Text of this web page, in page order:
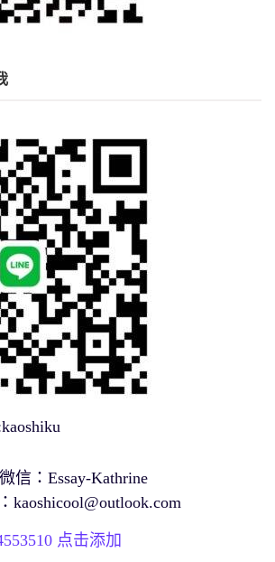
微信：Essay-Kathrine
kaoshicool@outlook.com
点击添加